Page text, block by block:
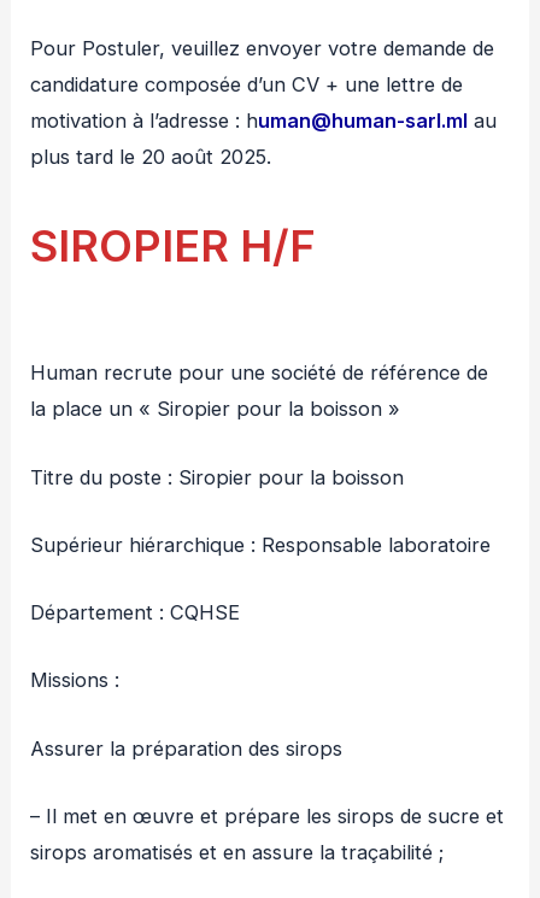
Pour Postuler, veuillez envoyer votre demande de
candidature composée d’un CV + une lettre de
motivation à l’adresse : human@human-sarl.ml au
plus tard le 20 août 2025.
SIROPIER H/F
Human recrute pour une société de référence de
la place un « Siropier pour la boisson »
Titre du poste : Siropier pour la boisson
Supérieur hiérarchique : Responsable laboratoire
Département : CQHSE
Missions :
Assurer la préparation des sirops
– Il met en œuvre et prépare les sirops de sucre et
sirops aromatisés et en assure la traçabilité ;